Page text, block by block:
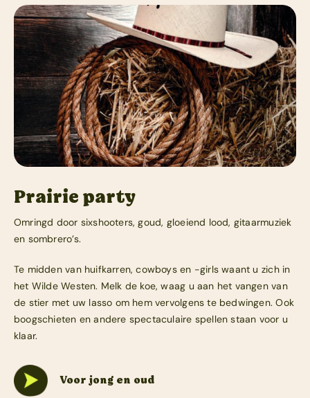
Prairie party
Omringd door sixshooters, goud, gloeiend lood, gitaarmuziek
en sombrero’s.
Te midden van huifkarren, cowboys en -girls waant u zich in
het Wilde Westen. Melk de koe, waag u aan het vangen van
de stier met uw lasso om hem vervolgens te bedwingen. Ook
boogschieten en andere spectaculaire spellen staan voor u
klaar.
Voor jong en oud